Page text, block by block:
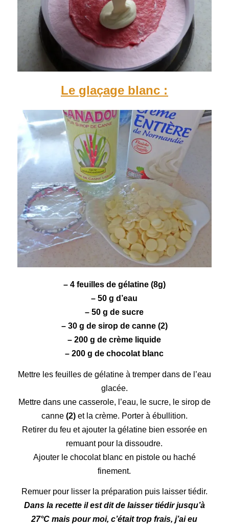
Le glaçage blanc :
– 4 feuilles de gélatine (8g)
– 50 g d’eau
– 50 g de sucre
– 30 g de sirop de canne (2)
– 200 g de crème liquide
– 200 g de chocolat blanc
Mettre les feuilles de gélatine à tremper dans de l’eau
glacée.
Mettre dans une casserole, l’eau, le sucre, le sirop de
canne (2)et la crème. Porter à ébullition.
Retirer du feu et ajouter la gélatine bien essorée en
remuant pour la dissoudre.
Ajouter le chocolat blanc en pistole ou haché
finement.
Remuer pour lisser la préparation puis laisser tiédir.
Dans la recette il est dit de laisser tiédir jusqu’à
27°C mais pour moi, c’était trop frais, j’ai eu